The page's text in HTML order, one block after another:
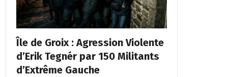
Île de Groix : Agression Violente
d’Erik Tegnér par 150 Militants
d’Extrême Gauche